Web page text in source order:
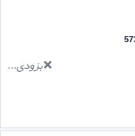
بزودی...